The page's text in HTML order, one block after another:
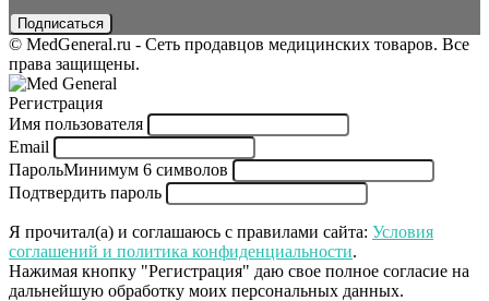
© MedGeneral.ru - Сеть продавцов медицинских товаров. Все
права защищены.
Регистрация
Имя пользователя
Email
ПарольМинимум 6 символов
Подтвердить пароль
Я прочитал(а) и соглашаюсь с правилами сайта: Условия
соглашений и политика конфиденциальности.
Нажимая кнопку "Регистрация" даю свое полное согласие на
дальнейшую обработку моих персональных данных.